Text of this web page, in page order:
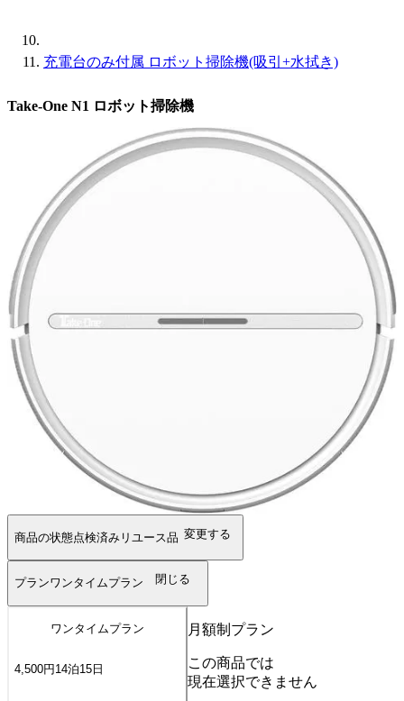
充電台のみ付属 ロボット掃除機(吸引+水拭き)
Take-One N1 ロボット掃除機
商品の状態点検済みリユース品 変更する
プランワンタイムプラン 閉じる
ワンタイムプラン
4,500円14泊15日
月額制プラン
この商品では
現在選択できません